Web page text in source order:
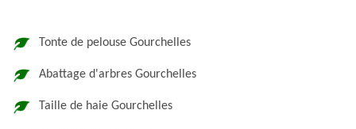
Tonte de pelouse Gourchelles
Abattage d'arbres Gourchelles
Taille de haie Gourchelles